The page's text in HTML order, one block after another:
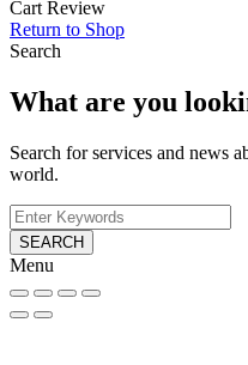
Cart Review
Return to Shop
Search
What are you
Search for services and news
world.
SEARCH
Menu